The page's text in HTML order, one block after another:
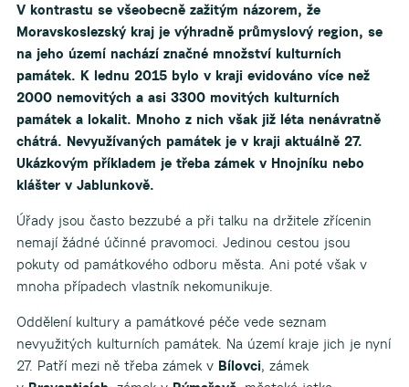
V kontrastu se všeobecně zažitým názorem, že
Moravskoslezský kraj je výhradně průmyslový region, se
na jeho území nachází značné množství kulturních
památek. K lednu 2015 bylo v kraji evidováno více než
2000 nemovitých a asi 3300 movitých kulturních
památek a lokalit. Mnoho z nich však již léta nenávratně
chátrá. Nevyužívaných památek je v kraji aktuálně 27.
Ukázkovým příkladem je třeba zámek v Hnojníku nebo
klášter v Jablunkově.
Úřady jsou často bezzubé a při talku na držitele zřícenin
nemají žádné účinné pravomoci. Jedinou cestou jsou
pokuty od památkového odboru města. Ani poté však v
mnoha případech vlastník nekomunikuje.
Oddělení kultury a památkové péče vede seznam
nevyužitých kulturních památek. Na území kraje jich je nyní
27. Patří mezi ně třeba zámek v Bílovci, zámek